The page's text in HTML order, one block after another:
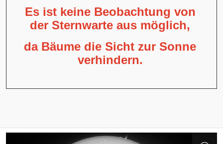
Es ist keine Beobachtung von
der Sternwarte aus möglich,
da Bäume die Sicht zur Sonne
verhindern.